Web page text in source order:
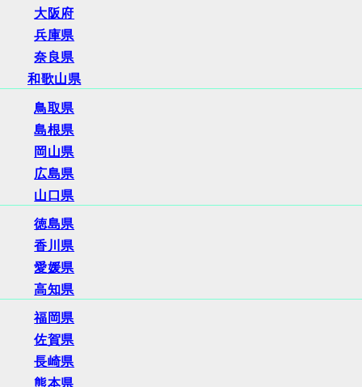
大阪府
兵庫県
奈良県
和歌山県
鳥取県
島根県
岡山県
広島県
山口県
徳島県
香川県
愛媛県
高知県
福岡県
佐賀県
長崎県
熊本県